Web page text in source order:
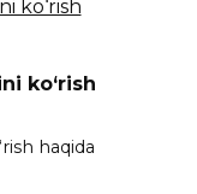
ko‘rish
haqida